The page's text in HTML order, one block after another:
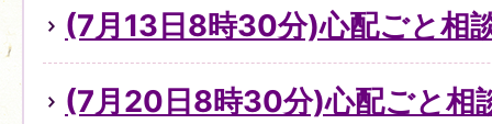
(7月13日8時30分)心配ごと相
(7月20日8時30分)心配ごと相